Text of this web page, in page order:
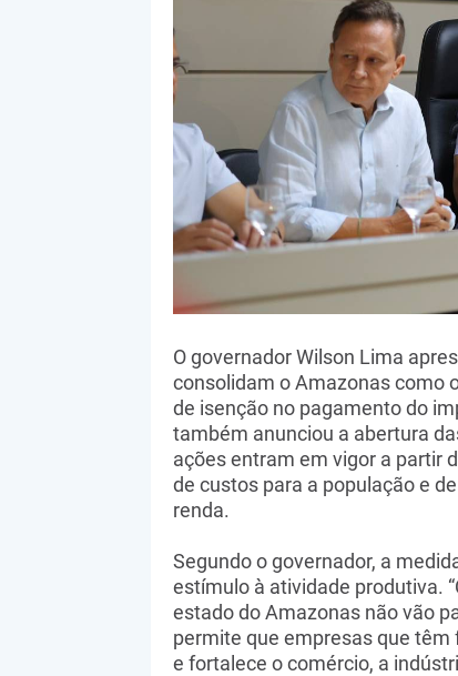
O governador Wilson Lima
consolidam o Amazonas como
de isenção no pagamento do
também anunciou a abertura
ações entram em vigor a partir
de custos para a população e
renda.
Segundo o governador, a
estímulo à atividade produtiva.
estado do Amazonas não vão
permite que empresas que
e fortalece o comércio, a